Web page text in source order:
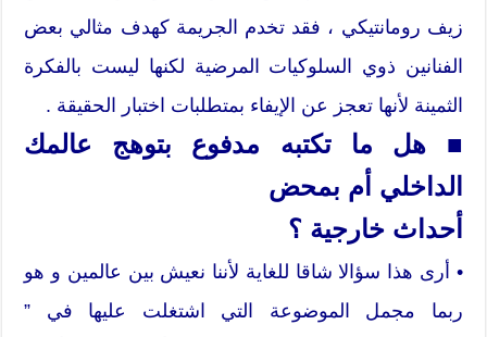
زيف رومانتيكي ، فقد تخدم الجريمة كهدف مثالي بعض
الفنانين ذوي السلوكيات المرضية لكنها ليست بالفكرة
الثمينة لأنها تعجز عن الإيفاء بمتطلبات اختبار الحقيقة .
■ هل ما تكتبه مدفوع بتوهج عالمك
الداخلي أم بمحض
أحداث خارجية ؟
• أرى هذا سؤالا شاقا للغاية لأننا نعيش بين عالمين و هو
ربما مجمل الموضوعة التي اشتغلت عليها في ”